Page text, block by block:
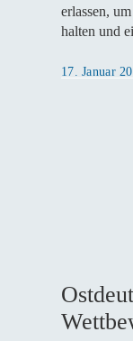
erlassen,
halten und
17. Januar